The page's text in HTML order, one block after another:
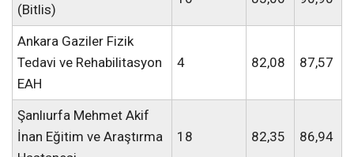
(Bitlis)
Ankara Gaziler Fizik
Tedavi ve Rehabilitasyon
EAH
4 82,08 87,57
Şanlıurfa Mehmet Akif
İnan Eğitim ve Araştırma
18 82,35 86,94